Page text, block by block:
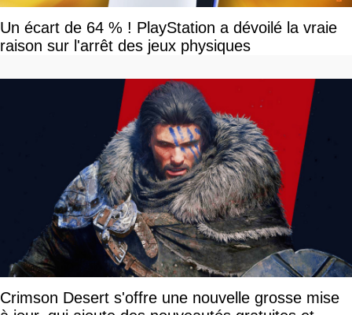
Un écart de 64 % ! PlayStation a dévoilé la vraie
raison sur l'arrêt des jeux physiques
Crimson Desert s'offre une nouvelle grosse mise